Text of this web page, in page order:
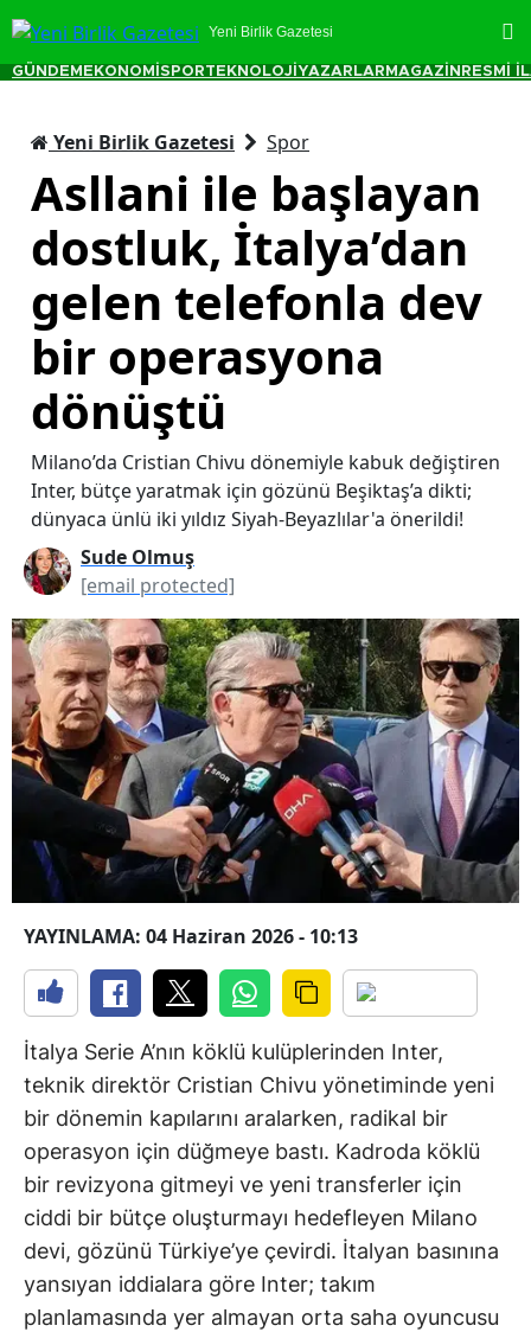
Yeni Birlik Gazetesi
GÜNDEM EKONOMİ SPORTEKNOLOJİ YAZARLAR MAGAZİN RESMİ
Yeni Birlik Gazetesi Spor
Asllani ile başlayan
dostluk, İtalya’dan
gelen telefonla dev
bir operasyona
dönüştü
Milano’da Cristian Chivu dönemiyle kabuk değiştiren
Inter, bütçe yaratmak için gözünü Beşiktaş’a dikti;
dünyaca ünlü iki yıldız Siyah-Beyazlılar'a önerildi!
Sude Olmuş
[email protected]
YAYINLAMA: 04 Haziran 2026 - 10:13
İtalya Serie A’nın köklü kulüplerinden Inter,
teknik direktör Cristian Chivu yönetiminde yeni
bir dönemin kapılarını aralarken, radikal bir
operasyon için düğmeye bastı. Kadroda köklü
bir revizyona gitmeyi ve yeni transferler için
ciddi bir bütçe oluşturmayı hedefleyen Milano
devi, gözünü Türkiye’ye çevirdi. İtalyan basınına
yansıyan iddialara göre Inter; takım
planlamasında yer almayan orta saha oyuncusu